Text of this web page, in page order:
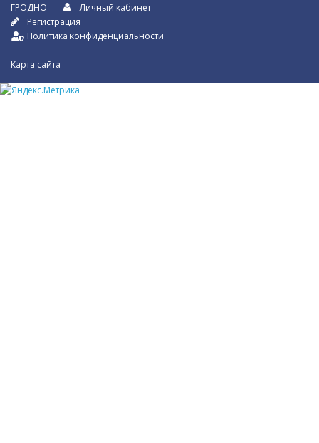
ГРОДНО
Личный кабинет
Регистрация
Политика конфиденциальности
Карта сайта